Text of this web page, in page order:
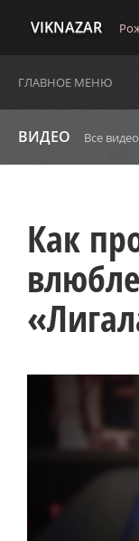
VIKNAZAR
ГЛАВНОЕ МЕНЮ
ВИДЕО Все видео
Как